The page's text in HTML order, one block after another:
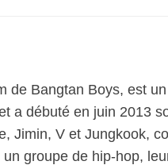
de Bangtan Boys, est
a débuté en juin 2013
Jimin, V et Jungkook,
un groupe de hip-hop,